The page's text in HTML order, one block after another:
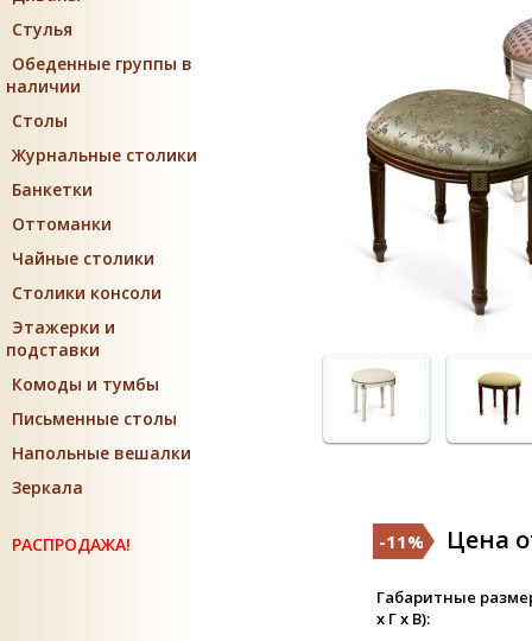
Стулья
Обеденные группы в
наличии
Столы
Журнальные столики
Банкетки
Оттоманки
Чайные столики
Столики консоли
Этажерки и
подставки
Комоды и тумбы
Письменные столы
Напольные вешалки
Зеркала
РАСПРОДАЖА! -11% Цена
Габаритные
х Г х В):